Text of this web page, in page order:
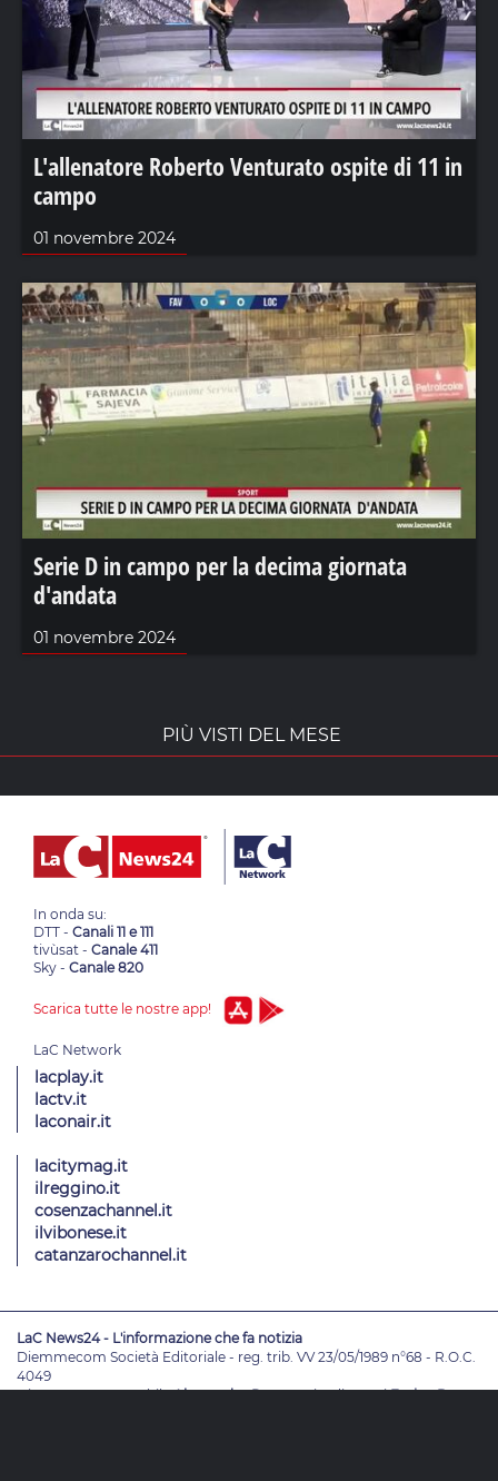
L'allenatore Roberto Venturato ospite di 11 in
campo
01 novembre 2024
Serie D in campo per la decima giornata
d'andata
01 novembre 2024
PIÙ VISTI DEL MESE
In onda su:
DTT - Canali 11 e 111
tivùsat - Canale 411
Sky - Canale 820
Scarica tutte le nostre app!
lacplay.it
lactv.it
laconair.it
lacitymag.it
ilreggino.it
cosenzachannel.it
ilvibonese.it
catanzarochannel.it
LaC News24 - L'informazione che fa notizia
Diemmecom Società Editoriale - reg. trib. VV 23/05/1989 n°68 - R.O.C.
4049
Direttore ResponsabileAlessandro Russo- VicedirettoriEnrico De